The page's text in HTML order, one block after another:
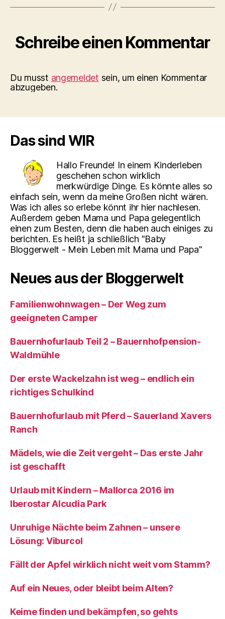
Schreibe einen Kommentar
Du musst angemeldet sein, um einen Kommentar
abzugeben.
Das sind WIR
Hallo Freunde! In einem Kinderleben
geschehen schon wirklich
merkwürdige Dinge. Es könnte alles so
einfach sein, wenn da meine Großen nicht wären.
Was ich alles so erlebe könnt ihr hier nachlesen.
Außerdem geben Mama und Papa gelegentlich
einen zum Besten, denn die haben auch einiges zu
berichten. Es heißt ja schließlich "Baby
Bloggerwelt - Mein Leben mit Mama und Papa"
Neues aus der Bloggerwelt
Familienwohnwagen – Der Weg zum
geeigneten Camper
Bauernhofurlaub Teil 2 – Bauernhofpension-
Waldmühle
Der erste Wackelzahn ist weg – endlich ein
richtiges Schulkind
Bauernhofurlaub mit Pferd – Sauerland Xavers
Ranch
Mädels, wie die Zeit vergeht – Das erste Jahr
ist geschafft
Urlaub mit Kindern – Mallorca 2016 im
Iberostar Alcudia Park
Unruhige Nächte beim Zahnen – unsere
Lösung: Viburcol
Fällt der Apfel wirklich nicht weit vom Stamm?
Auf ein Neues, oder bleibt beim Alten?
Keime finden und bekämpfen, so gehts